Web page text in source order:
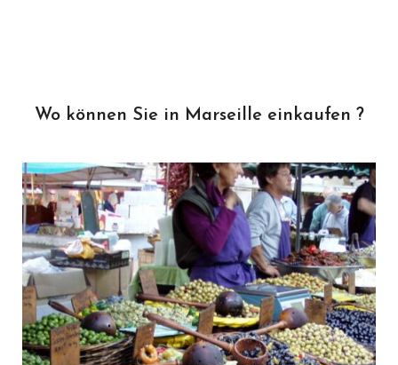
Wo können Sie in Marseille einkaufen ?